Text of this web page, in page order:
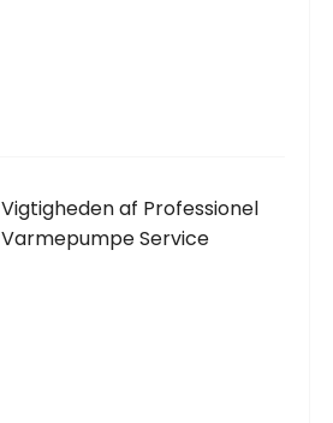
Vigtigheden af Professionel
Varmepumpe Service